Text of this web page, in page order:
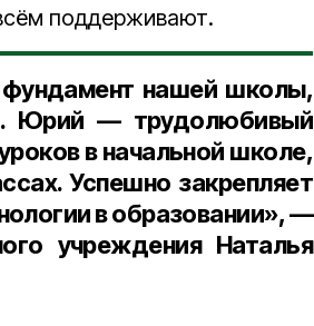
поддерживают.
нашей школы,
Юрий — трудолюбивый
в начальной школе,
Успешно закрепляет
в образовании», —
учреждения Наталья